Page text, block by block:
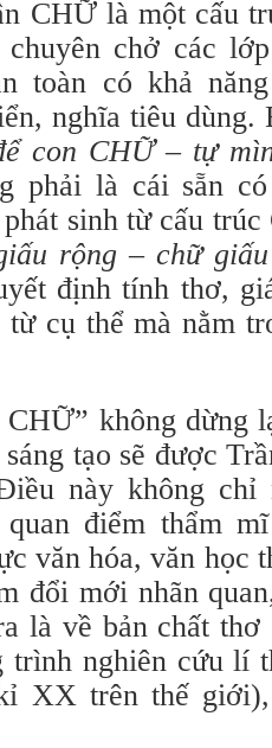
CHỮ là một cấu
chuyên chở các
toàn có khả
nghĩa tiêu dùng.
con CHỮ – tự
phải là cái sẵn
sinh từ cấu
rộng – chữ
định tính thơ,
từ cụ thể mà nằm
không dừng
tạo sẽ được
này không chỉ
điểm thẩm
văn hóa, văn học
đổi mới nhãn
là về bản chất
trình nghiên cứu lí
XX trên thế